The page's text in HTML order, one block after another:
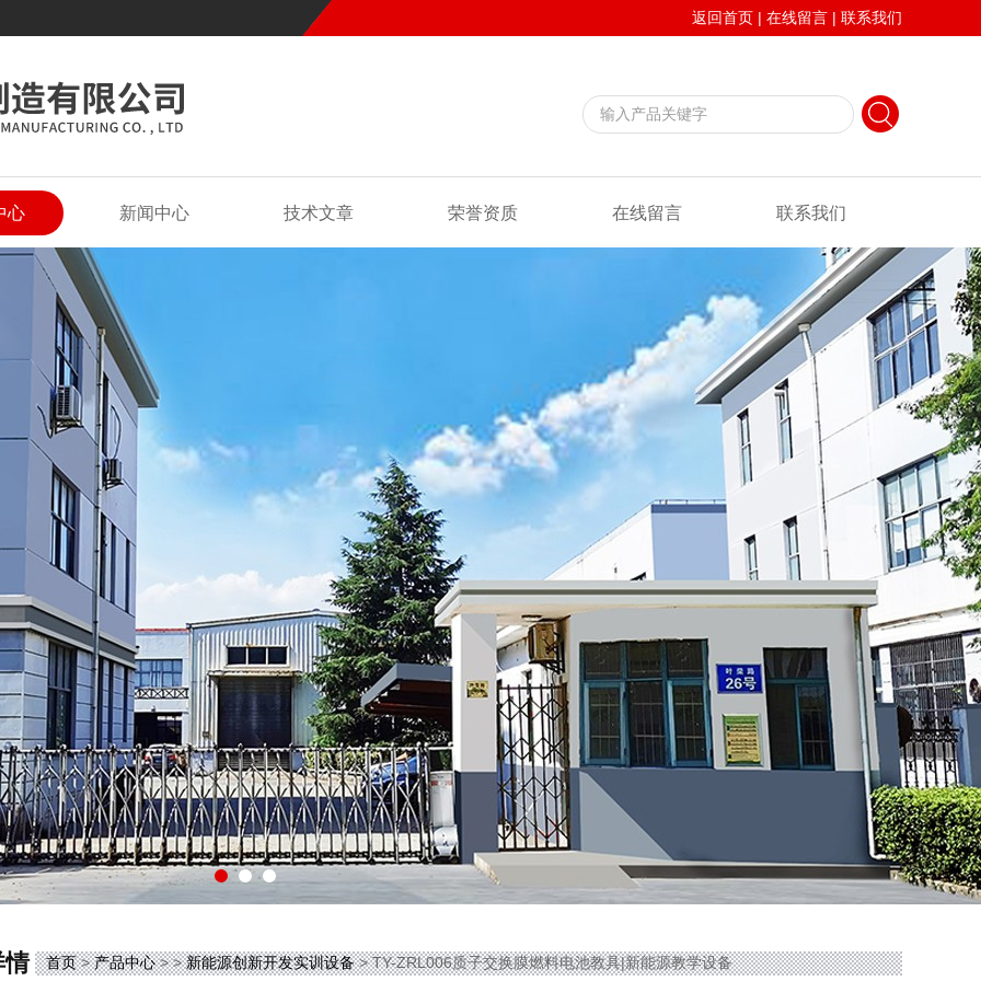
返回首页 | 在线留言 | 联系我们
心 新闻中心 技术文章 荣誉资质 在线留言 联系我们
情 首页>产品中心> >新能源创新开发实训设备> TY-ZRL006质子交换膜燃料电池教具|新能源教学设备